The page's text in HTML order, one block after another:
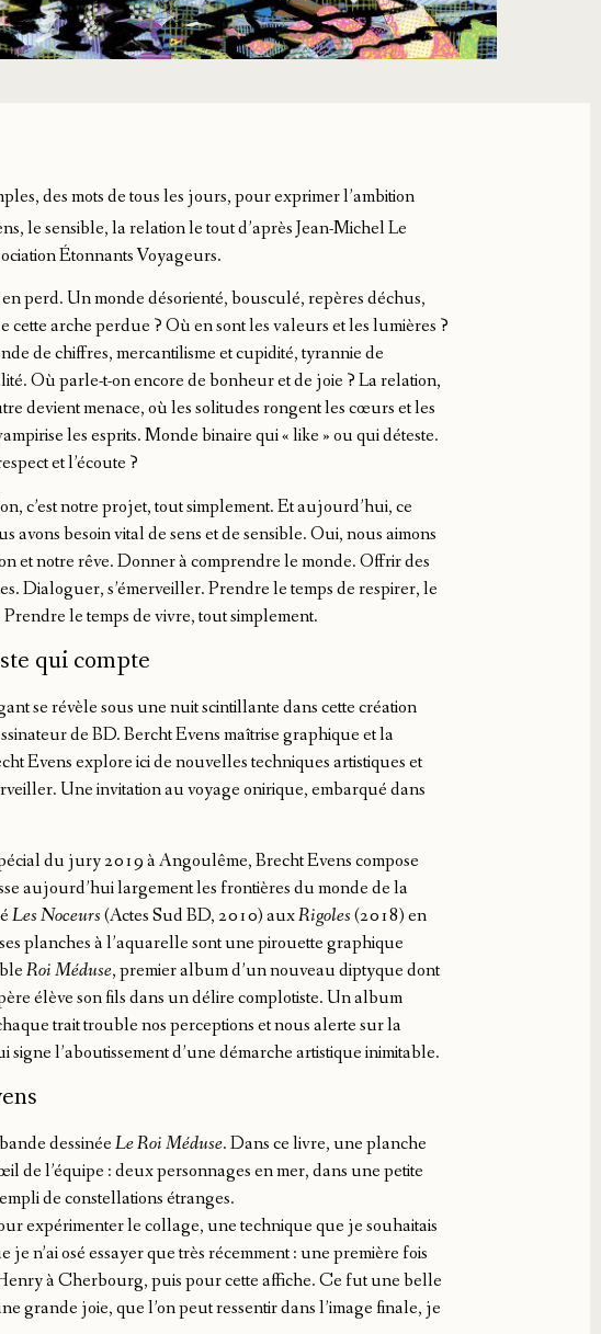
des mots de tous les jours, pour exprimer l’ambition
le sensible, la relation le tout d’après Jean-Michel Le
Étonnants Voyageurs.
perd. Un monde désorienté, bousculé, repères déchus,
cette arche perdue ? Où en sont les valeurs et les lumières ?
de chiffres, mercantilisme et cupidité, tyrannie de
Où parle-t-on encore de bonheur et de joie ? La relation,
devient menace, où les solitudes rongent les cœurs et les
les esprits. Monde binaire qui « like » ou qui déteste.
et l’écoute ?
c’est notre projet, tout simplement. Et aujourd’hui, ce
avons besoin vital de sens et de sensible. Oui, nous aimons
et notre rêve. Donner à comprendre le monde. Offrir des
Dialoguer, s’émerveiller. Prendre le temps de respirer, le
le temps de vivre, tout simplement.
qui compte
se révèle sous une nuit scintillante dans cette création
de BD. Bercht Evens maîtrise graphique et la
Evens explore ici de nouvelles techniques artistiques et
Une invitation au voyage onirique, embarqué dans
du jury 2019 à Angoulême, Brecht Evens compose
aujourd’hui largement les frontières du monde de la
Les Noceurs(Actes Sud BD, 2010) auxRigoles(2018) en
planches à l’aquarelle sont une pirouette graphique
Roi Méduse, premier album d’un nouveau diptyque dont
élève son fils dans un délire complotiste. Un album
trait trouble nos perceptions et nous alerte sur la
signe l’aboutissement d’une démarche artistique inimitable.
dessinéeLe Roi Méduse. Dans ce livre, une planche
de l’équipe : deux personnages en mer, dans une petite
de constellations étranges.
expérimenter le collage, une technique que je souhaitais
n’ai osé essayer que très récemment : une première fois
à Cherbourg, puis pour cette affiche. Ce fut une belle
grande joie, que l’on peut ressentir dans l’image finale, je